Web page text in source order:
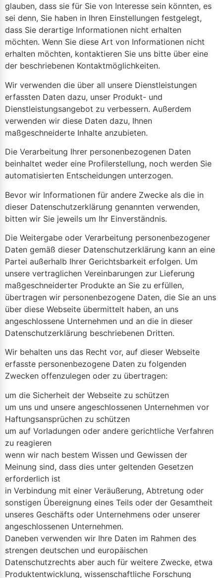
glauben, dass sie für Sie von Interesse sein könnten, es
sei denn, Sie haben in Ihren Einstellungen festgelegt,
dass Sie derartige Informationen nicht erhalten
möchten. Wenn Sie diese Art von Informationen nicht
erhalten möchten, kontaktieren Sie uns bitte über eine
der beschriebenen Kontaktmöglichkeiten.
Wir verwenden die über all unsere Dienstleistungen
erfassten Daten dazu, unser Produkt- und
Dienstleistungsangebot zu verbessern. Außerdem
verwenden wir diese Daten dazu, Ihnen
maßgeschneiderte Inhalte anzubieten.
Die Verarbeitung Ihrer personenbezogenen Daten
beinhaltet weder eine Profilerstellung, noch werden Sie
automatisierten Entscheidungen unterzogen.
Bevor wir Informationen für andere Zwecke als die in
dieser Datenschutzerklärung genannten verwenden,
bitten wir Sie jeweils um Ihr Einverständnis.
Die Weitergabe oder Verarbeitung personenbezogener
Daten gemäß dieser Datenschutzerklärung kann an eine
Partei außerhalb Ihrer Gerichtsbarkeit erfolgen. Um
unsere vertraglichen Vereinbarungen zur Lieferung
maßgeschneiderter Produkte an Sie zu erfüllen,
übertragen wir personenbezogene Daten, die Sie an uns
über diese Webseite übermittelt haben, an uns
angeschlossene Unternehmen und an die in dieser
Datenschutzerklärung beschriebenen Dritten.
Wir behalten uns das Recht vor, auf dieser Webseite
erfasste personenbezogene Daten zu folgenden
Zwecken offenzulegen oder zu übertragen:
um die Sicherheit der Webseite zu schützen
um uns und unsere angeschlossenen Unternehmen vor
Haftungsansprüchen zu schützen
um auf Vorladungen oder andere gerichtliche Verfahren
zu reagieren
wenn wir nach bestem Wissen und Gewissen der
Meinung sind, dass dies unter geltenden Gesetzen
erforderlich ist
in Verbindung mit einer Veräußerung, Abtretung oder
sonstigen Übereignung eines Teils oder der Gesamtheit
unseres Geschäfts oder Unternehmens oder unserer
angeschlossenen Unternehmen.
Daneben verwenden wir Ihre Daten im Rahmen des
strengen deutschen und europäischen
Datenschutzrechts aber auch für weitere Zwecke, etwa
Produktentwicklung, wissenschaftliche Forschung